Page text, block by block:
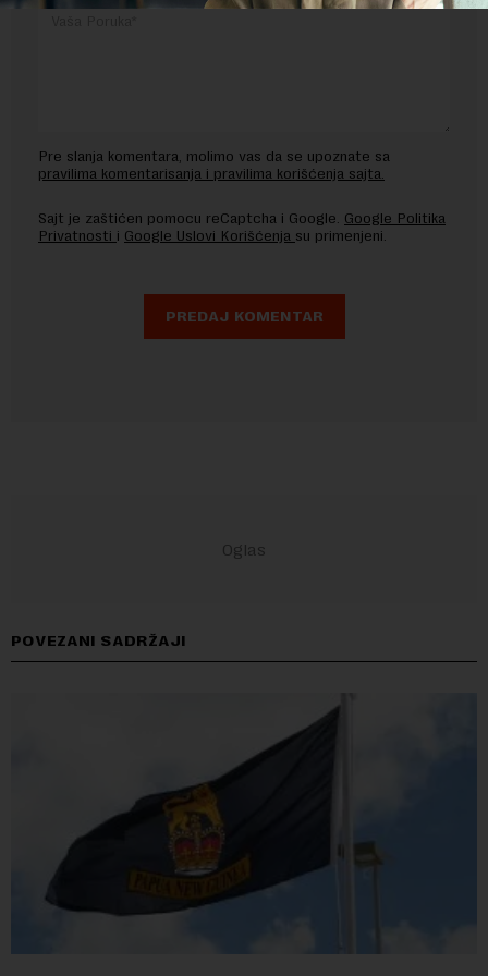
Pre slanja komentara, molimo vas da se upoznate sa
pravilima komentarisanja i pravilima korišćenja sajta.
Sajt je zaštićen pomocu reCaptcha i Google. Google Politika
Privatnosti i Google Uslovi Korišćenja su primenjeni.
POVEZANI SADRŽAJI